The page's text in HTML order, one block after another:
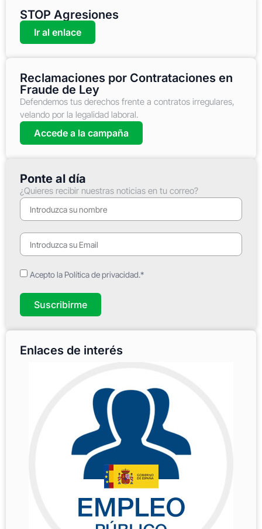
STOP Agresiones
Ir al enlace
Reclamaciones por Contrataciones en
Fraude de Ley
Defendemos tus derechos frente a contratos irregulares,
velando por la legalidad laboral.
Accede a la campaña
Ponte al día
¿Quieres recibir nuestras noticias en tu correo?
Acepto la Política de privacidad.*
Suscribirme
Enlaces de interés